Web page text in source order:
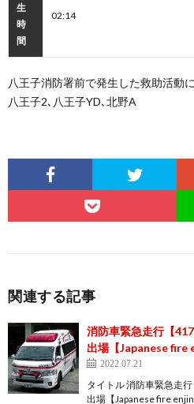
生
時
間
02:14
八王子消防署前で発生した救助活動
八王子2､八王子YD､北野A
関連する記事
消防車緊急走行【
出場【Japanese fire
2022.07.21
タイトル 消防車緊急走
出場【Japanese fire